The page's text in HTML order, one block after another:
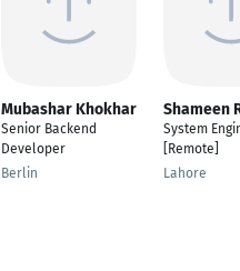
Mubashar Khokhar
Senior Backend
Developer
Berlin
Shameen
System
[Remote]
Lahore